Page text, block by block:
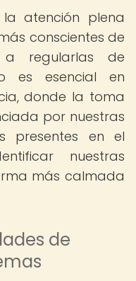
atención plena
conscientes de
a regularlas de
es esencial en
donde la toma
por nuestras
presentes en el
nuestras
más calmada
de